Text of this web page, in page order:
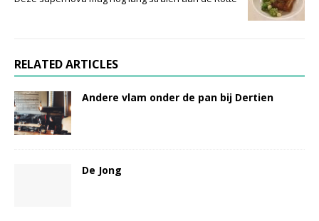
RELATED ARTICLES
Andere vlam onder de pan bij Dertien
De Jong